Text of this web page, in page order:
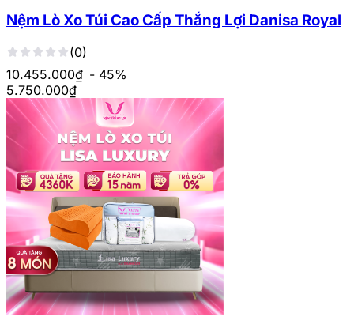
Nệm Lò Xo Túi Cao Cấp Thắng Lợi Danisa Royal
(0)
10.455.000₫ - 45%
5.750.000₫